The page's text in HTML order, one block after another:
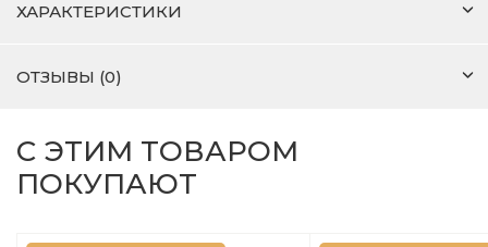
ХАРАКТЕРИСТИКИ
ОТЗЫВЫ (0)
С ЭТИМ ТОВАРОМ
ПОКУПАЮТ